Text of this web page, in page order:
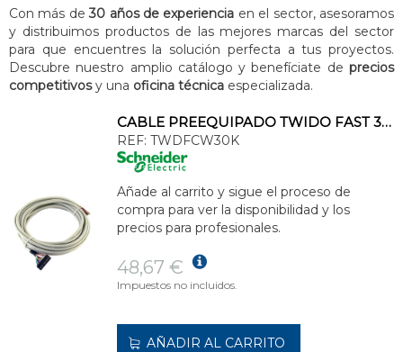
Con más de30 años de experiencia en el sector, asesoramos
y distribuimos productos de las mejores marcas del sector
para que encuentres la solución perfecta a tus proyectos.
Descubre nuestro amplio catálogo y benefíciate de precios
competitivosy una oficina técnica especializada.
CABLE PREEQUIPADO TWIDO FAST 3m
REF: TWDFCW30K
Añade al carrito y sigue el proceso de
compra para ver la disponibilidad y los
precios para profesionales.
48,67 €
Impuestos no incluidos.
AÑADIR AL CARRITO